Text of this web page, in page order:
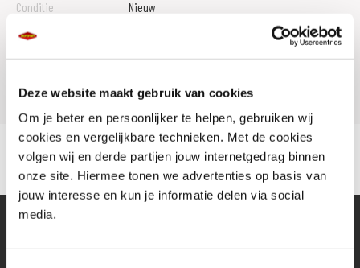
Deze website maakt gebruik van cookies
Om je beter en persoonlijker te helpen, gebruiken wij
cookies en vergelijkbare technieken. Met de cookies
volgen wij en derde partijen jouw internetgedrag binnen
onze site. Hiermee tonen we advertenties op basis van
jouw interesse en kun je informatie delen via social
media.
Conditie
Nieuw
Rijbewijs type